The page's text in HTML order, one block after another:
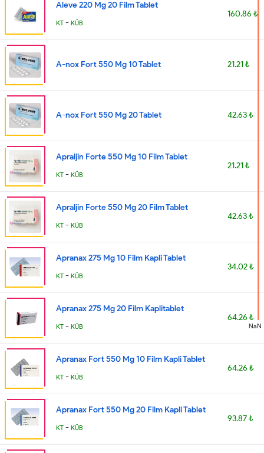
Aleve 220 Mg 20 Film Tablet
KT - KÜB
160.86 ₺
A-nox Fort 550 Mg 10 Tablet 21.21 ₺
A-nox Fort 550 Mg 20 Tablet 42.63 ₺
Apraljin Forte 550 Mg 10 Film Tablet
KT - KÜB
21.21 ₺
Apraljin Forte 550 Mg 20 Film Tablet
KT - KÜB
42.63 ₺
Apranax 275 Mg 10 Film Kapli Tablet
KT - KÜB
34.02 ₺
Apranax 275 Mg 20 Film Kaplitablet
KT - KÜB
64.26 ₺
Apranax Fort 550 Mg 10 Film Kapli Tablet
KT - KÜB
64.26 ₺
Apranax Fort 550 Mg 20 Film Kapli Tablet
KT - KÜB
93.87 ₺
NaN